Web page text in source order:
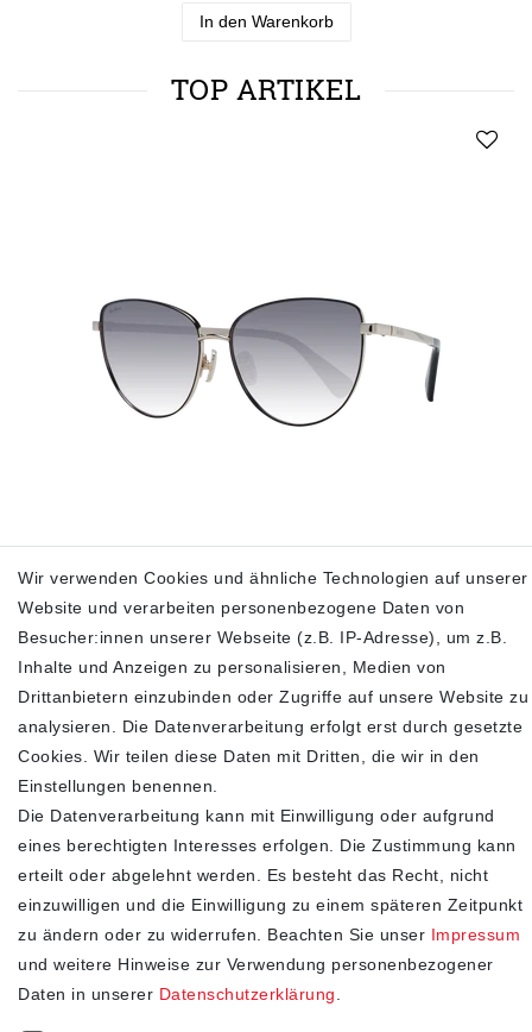
In den Warenkorb
TOP ARTIKEL
Max Mara Sonnenbrille MM0053 32B 57
225,00 € 103,95 €
inkl. ges. MwSt. zzgl. Versandkosten
In den Warenkorb
SHOP
Impressum
Daten­schutz­erklärung
AGB
Wir verwenden Cookies und ähnliche Technologien auf unserer
Website und verarbeiten personenbezogene Daten von
Besucher:innen unserer Webseite (z.B. IP-Adresse), um z.B.
Inhalte und Anzeigen zu personalisieren, Medien von
Drittanbietern einzubinden oder Zugriffe auf unsere Website zu
analysieren. Die Datenverarbeitung erfolgt erst durch gesetzte
Cookies. Wir teilen diese Daten mit Dritten, die wir in den
Einstellungen benennen.
Die Datenverarbeitung kann mit Einwilligung oder aufgrund
eines berechtigten Interesses erfolgen. Die Zustimmung kann
erteilt oder abgelehnt werden. Es besteht das Recht, nicht
einzuwilligen und die Einwilligung zu einem späteren Zeitpunkt
zu ändern oder zu widerrufen. Beachten Sie unser Impressum
und weitere Hinweise zur Verwendung personenbezogener
Daten in unserer Daten­schutz­erklärung